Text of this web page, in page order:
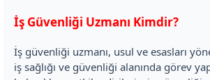
İş Güvenliği Uzmanı Kimdir?
İş güvenliği uzmanı, usul ve esasları
iş sağlığı ve güvenliği alanında görev